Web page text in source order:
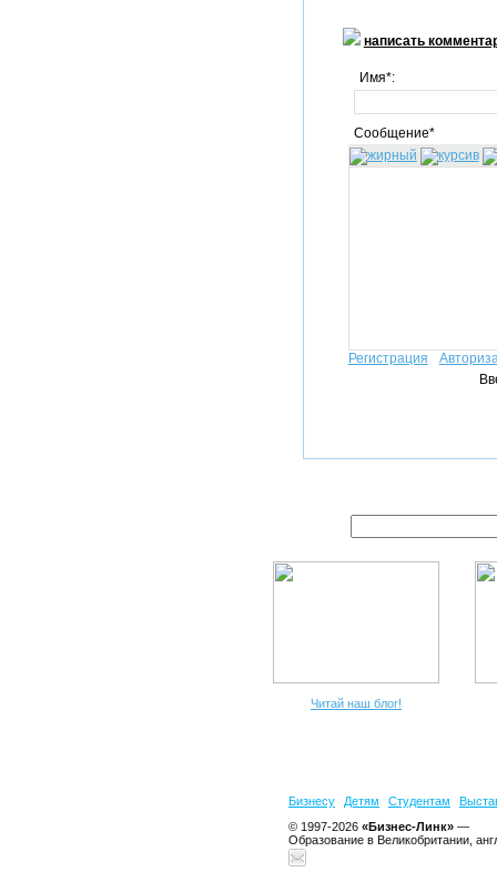
написать
Имя*:
Сообщение*
Регистрация
Читай наш блог!
Бизнесу Детям Студентам
© 1997-2026 «Бизнес-Линк» —
Образование в Великобритании,